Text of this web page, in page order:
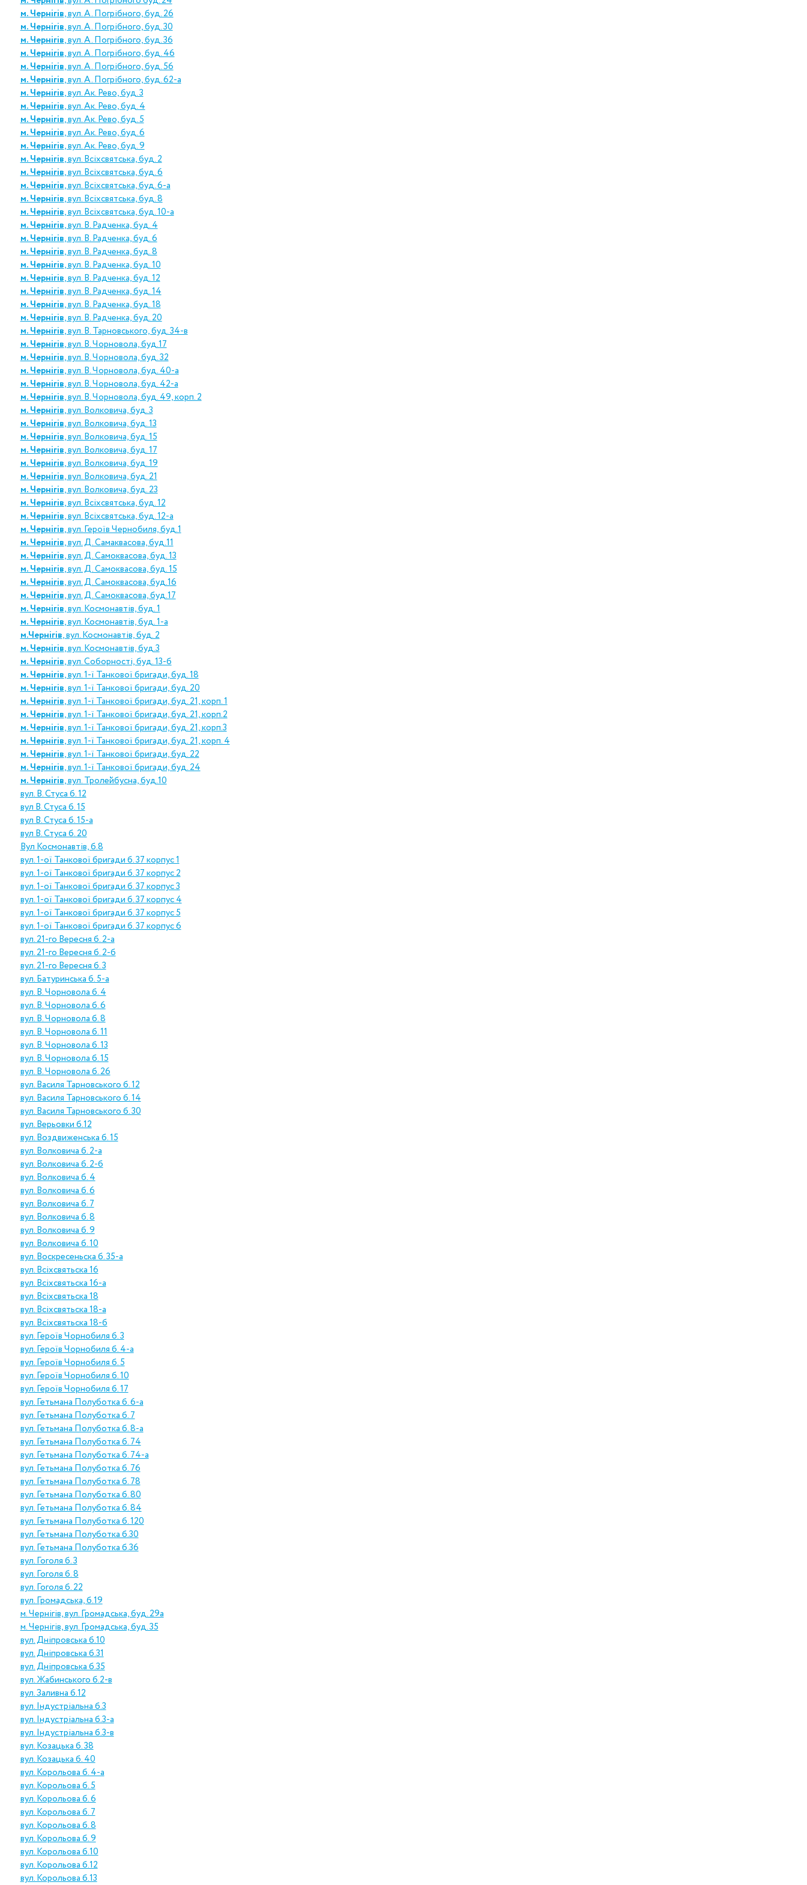
м. Чернігів, вул. А. Погрібного, буд. 26
м. Чернігів, вул. А. Погрібного, буд. 30
м. Чернігів, вул. А. Погрібного, буд. 36
м. Чернігів, вул. А. Погрібного, буд. 46
м. Чернігів, вул. А. Погрібного, буд. 56
м. Чернігів, вул. А. Погрібного, буд. 62-а
м. Чернігів, вул. Ак. Рево, буд. 3
м. Чернігів, вул. Ак. Рево, буд. 4
м. Чернігів, вул. Ак. Рево, буд. 5
м. Чернігів, вул. Ак. Рево, буд. 6
м. Чернігів, вул. Ак. Рево, буд. 9
м. Чернігів, вул. Всіхсвятська, буд. 2
м. Чернігів, вул. Всіхсвятська, буд. 6
м. Чернігів, вул. Всіхсвятська, буд. 6-а
м. Чернігів, вул. Всіхсвятська, буд. 8
м. Чернігів, вул. Всіхсвятська, буд. 10-а
м. Чернігів, вул. В. Радченка, буд. 4
м. Чернігів, вул. В. Радченка, буд. 6
м. Чернігів, вул. В. Радченка, буд. 8
м. Чернігів, вул. В. Радченка, буд. 10
м. Чернігів, вул. В. Радченка, буд. 12
м. Чернігів, вул. В. Радченка, буд. 14
м. Чернігів, вул. В. Радченка, буд. 18
м. Чернігів, вул. В. Радченка, буд. 20
м. Чернігів, вул. В. Тарновського, буд. 34-в
м. Чернігів, вул. В. Чорновола, буд.17
м. Чернігів, вул. В. Чорновола, буд. 32
м. Чернігів, вул. В. Чорновола, буд. 40-а
м. Чернігів, вул. В. Чорновола, буд. 42-а
м. Чернігів, вул. В. Чорновола, буд. 49, корп. 2
м. Чернігів, вул. Волковича, буд. 3
м. Чернігів, вул. Волковича, буд. 13
м. Чернігів, вул. Волковича, буд. 15
м. Чернігів, вул. Волковича, буд. 17
м. Чернігів, вул. Волковича, буд. 19
м. Чернігів, вул. Волковича, буд. 21
м. Чернігів, вул. Волковича, буд. 23
м. Чернігів, вул. Всіхсвятська, буд. 12
м. Чернігів, вул. Всіхсвятська, буд. 12-а
м. Чернігів, вул. Героїв Чернобиля, буд.1
м. Чернігів, вул. Д. Самаквасова, буд.11
м. Чернігів, вул. Д. Самоквасова, буд. 13
м. Чернігів, вул. Д. Самоквасова, буд. 15
м. Чернігів, вул. Д. Самоквасова, буд.16
м. Чернігів, вул. Д. Самоквасова, буд.17
м. Чернігів, вул. Космонавтів, буд. 1
м. Чернігів, вул. Космонавтів, буд. 1-а
м.Чернігів, вул. Космонавтів, буд. 2
м. Чернігів, вул. Космонавтів, буд.3
м. Чернігів, вул. Соборності, буд. 13-б
м. Чернігів, вул. 1-ї Танкової бригади, буд. 18
м. Чернігів, вул. 1-ї Танкової бригади, буд. 20
м. Чернігів, вул. 1-ї Танкової бригади, буд. 21, корп. 1
м. Чернігів, вул. 1-ї Танкової бригади, буд. 21, корп.2
м. Чернігів, вул. 1-ї Танкової бригади, буд. 21, корп.3
м. Чернігів, вул. 1-ї Танкової бригади, буд. 21, корп. 4
м. Чернігів, вул. 1-ї Танкової бригади, буд. 22
м. Чернігів, вул. 1-ї Танкової бригади, буд. 24
м. Чернігів, вул. Тролейбусна, буд.10
вул. В. Стуса б. 12
вул В. Стуса б. 15
вул В. Стуса б. 15-а
вул В. Стуса б. 20
Вул Космонавтів, б.8
вул. 1-ої Танкової бригади б. 37 корпус 1
вул. 1-ої Танкової бригади б. 37 корпус 2
вул. 1-ої Танкової бригади б. 37 корпус 3
вул. 1-ої Танкової бригади б. 37 корпус 4
вул. 1-ої Танкової бригади б. 37 корпус 5
вул. 1-ої Танкової бригади б. 37 корпус 6
вул. 21-го Вересня б. 2-а
вул. 21-го Вересня б. 2-б
вул. 21-го Вересня б. 3
вул. Батуринська б. 5-а
вул. В. Чорновола б. 4
вул. В. Чорновола б. 6
вул. В. Чорновола б. 8
вул. В. Чорновола б. 11
вул. В. Чорновола б. 13
вул. В. Чорновола б. 15
вул. В. Чорновола б. 26
вул. Василя Тарновського б. 12
вул. Василя Тарновського б. 14
вул. Василя Тарновського б. 30
вул. Верьовки б.12
вул. Воздвиженська б. 15
вул. Волковича б. 2-а
вул. Волковича б. 2-б
вул. Волковича б. 4
вул. Волковича б. 6
вул. Волковича б. 7
вул. Волковича б. 8
вул. Волковича б. 9
вул. Волковича б. 10
вул. Воскресеньска б. 35-а
вул. Всіхсвятьска 16
вул. Всіхсвятьска 16-а
вул. Всіхсвятьска 18
вул. Всіхсвятьска 18-а
вул. Всіхсвятьска 18-б
вул. Героїв Чорнобиля б. 3
вул. Героїв Чорнобиля б. 4-а
вул. Героїв Чорнобиля б. 5
вул. Героїв Чорнобиля б. 10
вул. Героїв Чорнобиля б. 17
вул. Гетьмана Полуботка б. 6-а
вул. Гетьмана Полуботка б. 7
вул. Гетьмана Полуботка б. 8-а
вул. Гетьмана Полуботка б. 74
вул. Гетьмана Полуботка б. 74-а
вул. Гетьмана Полуботка б. 76
вул. Гетьмана Полуботка б. 78
вул. Гетьмана Полуботка б. 80
вул. Гетьмана Полуботка б. 84
вул. Гетьмана Полуботка б. 120
вул. Гетьмана Полуботка б.30
вул. Гетьмана Полуботка б.36
вул. Гоголя б. 3
вул. Гоголя б. 8
вул. Гоголя б. 22
вул. Громадська, б.19
м. Чернігів, вул. Громадська, буд. 29а
м. Чернігів, вул. Громадська, буд. 35
вул. Дніпровська б.10
вул. Дніпровська б.31
вул. Дніпровська б.35
вул. Жабинського б.2-в
вул. Заливна б.12
вул. Індустріальна б.3
вул. Індустріальна б.3-а
вул. Індустріальна б.3-в
вул. Козацька б. 38
вул. Козацька б. 40
вул. Корольова б. 4-а
вул. Корольова б. 5
вул. Корольова б. 6
вул. Корольова б. 7
вул. Корольова б. 8
вул. Корольова б. 9
вул. Корольова б.10
вул. Корольова б.12
вул. Корольова б.13